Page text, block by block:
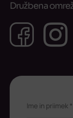
Družbena
Ime in priimek *